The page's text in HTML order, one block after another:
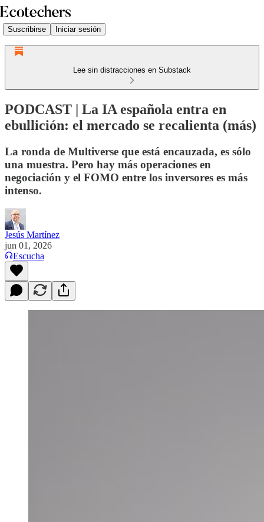
Suscribirse Iniciar sesión
Lee sin distracciones en Substack
PODCAST | La IA española entra en
ebullición: el mercado se recalienta (más)
La ronda de Multiverse que está encauzada, es sólo
una muestra. Pero hay más operaciones en
negociación y el FOMO entre los inversores es más
intenso.
Jesús Martínez
jun 01, 2026
Escucha